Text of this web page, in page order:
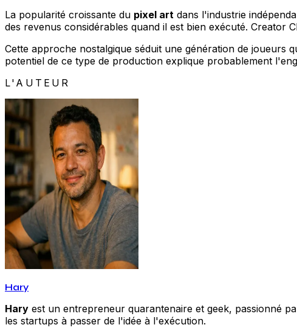
La popularité croissante du pixel art dans l'industrie
des revenus considérables quand il est bien exécuté. Creator
Cette approche nostalgique séduit une génération de joueurs
potentiel de ce type de production explique probablement
L'AUTEUR
Hary
Hary est un entrepreneur quarantenaire et geek, passionné
les startups à passer de l'idée à l'exécution.